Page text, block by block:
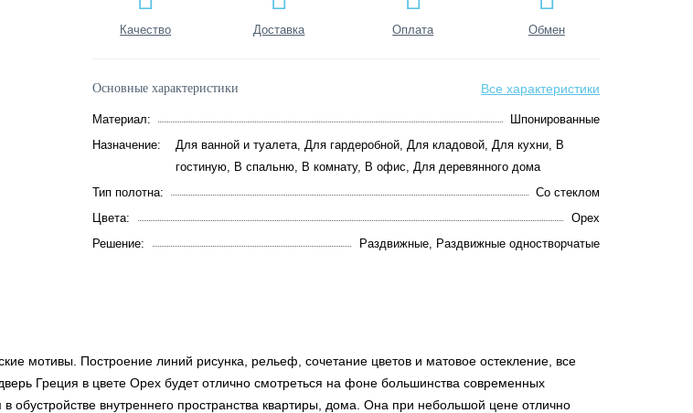
Качество Доставка Оплата Обмен
Основные характеристики Все характеристики
Материал:
Шпонированные
Назначение:
Для ванной и туалета, Для гардеробной, Для кладовой, Для кухни, В
гостиную, В спальню, В комнату, В офис, Для деревянного дома
Тип полотна:
Со стеклом
Цвета:
Орех
Решение:
Раздвижные, Раздвижные одностворчатые
мотивы. Построение линий рисунка, рельеф, сочетание цветов и матовое остекление, все
Греция в цвете Орех будет отлично смотреться на фоне большинства современных
обустройстве внутреннего пространства квартиры, дома. Она при небольшой цене отлично